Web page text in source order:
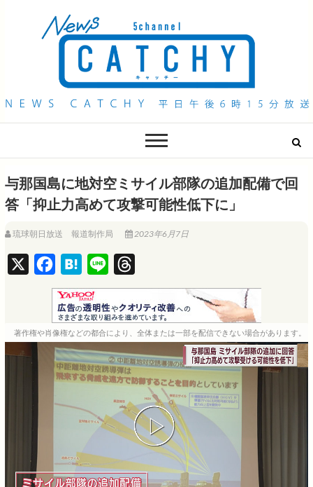
QAB NEWS Headline
与那国島に地対空ミサイル部隊の追加配備で回
答「抑止力高めて攻撃可能性低下に」
琉球朝日放送 報道制作局 2023年6月7日
a
c
e
b
o
H
a
t
e
n
a
i
n
e
h
r
e
d
s
著作権や肖像権などの都合により、全体または一部を配信できない場合があります。